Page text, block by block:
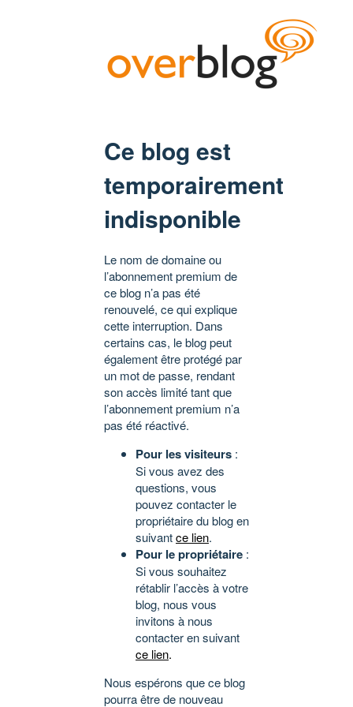
Ce blog est
temporairement
indisponible
Le nom de domaine ou
l’abonnement premium de
ce blog n’a pas été
renouvelé, ce qui explique
cette interruption. Dans
certains cas, le blog peut
également être protégé par
un mot de passe, rendant
son accès limité tant que
l’abonnement premium n’a
pas été réactivé.
Pour les visiteurs :
Si vous avez des
questions, vous
pouvez contacter le
propriétaire du blog en
suivantce lien.
Pour le propriétaire :
Si vous souhaitez
rétablir l’accès à votre
blog, nous vous
invitons à nous
contacter en suivant
ce lien.
Nous espérons que ce blog
pourra être de nouveau